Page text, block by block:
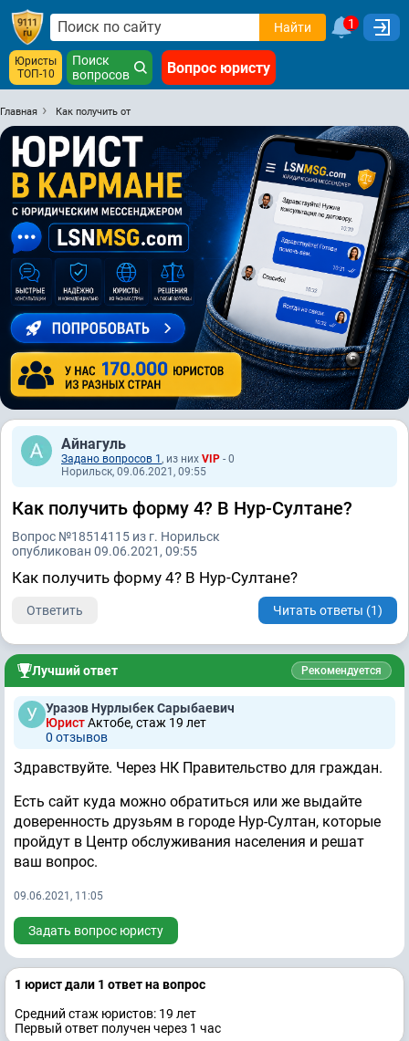
Найти 1
Юристы
ТОП-10
Поиск
вопросов
Вопрос юристу
Главная Как получить от
Айнагуль
Задано вопросов 1 , из них VIP - 0
Норильск, 09.06.2021, 09:55
Как получить форму 4? В Нур-Султане?
Вопрос №18514115 из г. Норильск
опубликован 09.06.2021, 09:55
Как получить форму 4? В Нур-Султане?
Ответить Читать ответы (1)
Лучший ответ Рекомендуется
Уразов Нурлыбек Сарыбаевич
ЮристАктобе, стаж 19 лет
0 отзывов
Здравствуйте. Через НК Правительство для граждан.
Есть сайт куда можно обратиться или же выдайте
доверенность друзьям в городе Нур-Султан, которые
пройдут в Центр обслуживания населения и решат
ваш вопрос.
09.06.2021, 11:05
Задать вопрос юристу
1 юрист дали 1 ответ на вопрос
Средний стаж юристов: 19 лет
Первый ответ получен через 1 час